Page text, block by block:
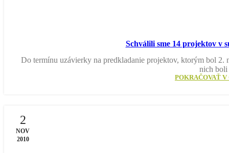
Schválili sme 14 projektov v
Do termínu uzávierky na predkladanie projektov, ktorým bol
nich boli
POKRAČOVAŤ
2
NOV
2010